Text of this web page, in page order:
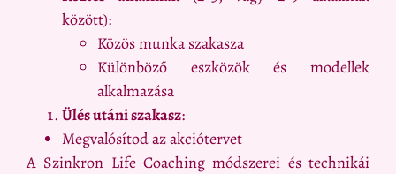
között):
Közös munka szakasza
Különböző eszközök és modellek
alkalmazása
Ülés utáni szakasz:
Megvalósítod az akciótervet
A Szinkron Life Coaching módszerei és technikái